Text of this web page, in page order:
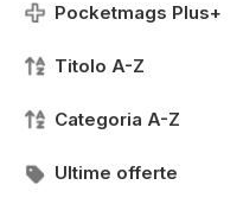
Pocketmags Plus+
Titolo A-Z
Categoria A-Z
Ultime offerte